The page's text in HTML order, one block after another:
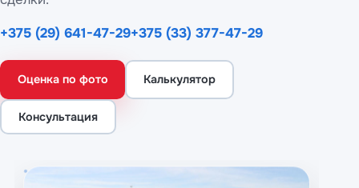
+375 (29) 641-47-29+375 (33) 377-47-29
Оценка по фото Калькулятор
Консультация